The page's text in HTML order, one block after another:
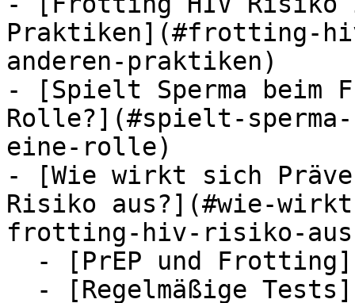
Praktiken](#frotting-
anderen-praktiken)
- [Spielt Sperma beim
Rolle?](#spielt-
eine-rolle)
- [Wie wirkt sich
Risiko aus?](#wie-
frotting-hiv-risiko-